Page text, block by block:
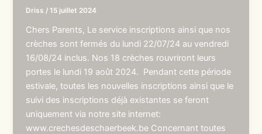
Driss /15 juillet 2024
Chers Parents, Le service inscriptions ainsi que nos
crèches sont fermés du lundi 22/07/24 au vendredi
16/08/24 inclus. Nos 18 crèches rouvriront leurs
portes le lundi 19 août 2024. Pendant cette période
estivale, toutes les nouvelles inscriptions ainsi que le
suivi des inscriptions déjà existantes se feront
uniquement via notre site internet:
www.crechesdeschaerbeek.be Concernant toutes